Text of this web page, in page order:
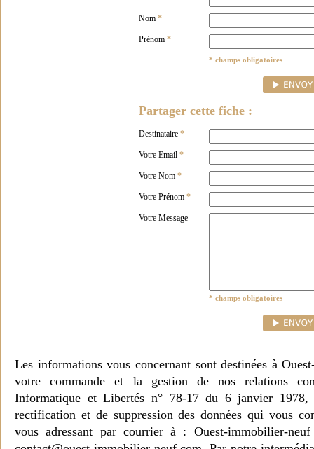
Nom *
Prénom *
* champs obligatoires
Partager cette fiche :
Destinataire *
Votre Email *
Votre Nom *
Votre Prénom *
Votre Message
* champs obligatoires
Les informations vous concernant sont destinées à
votre commande et la gestion de nos relations
Informatique et Libertés n° 78-17 du 6 janvier 1978,
rectification et de suppression des données qui vous
vous adressant par courrier à : Ouest-immobilier-